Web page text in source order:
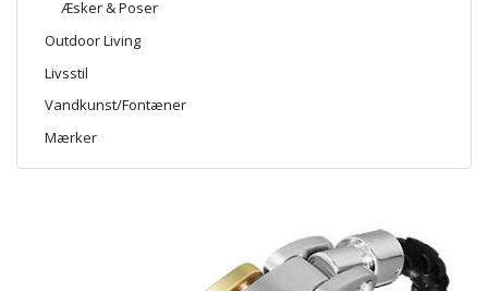
Æsker & Poser
Outdoor Living
Livsstil
Vandkunst/Fontæner
Mærker